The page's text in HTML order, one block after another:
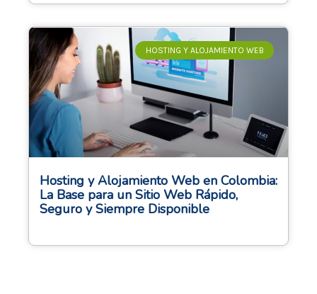
HOSTING Y ALOJAMIENTO WEB
Hosting y Alojamiento Web en Colombia:
La Base para un Sitio Web Rápido,
Seguro y Siempre Disponible